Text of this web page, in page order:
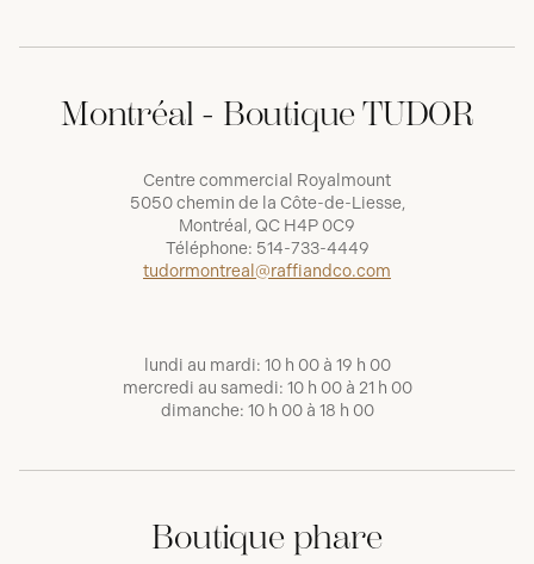
Montréal - Boutique TUDOR
Centre commercial Royalmount
5050 chemin de la Côte-de-Liesse,
Montréal, QC H4P 0C9
Téléphone: 514-733-4449
tudormontreal@raffiandco.com
lundi au mardi: 10 h 00 à 19 h 00
mercredi au samedi: 10 h 00 à 21 h 00
dimanche: 10 h 00 à 18 h 00
Boutique phare